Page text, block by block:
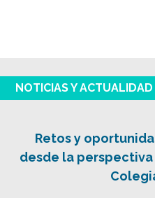
NOTICIAS Y ACTUALIDAD
Retos y
desde la